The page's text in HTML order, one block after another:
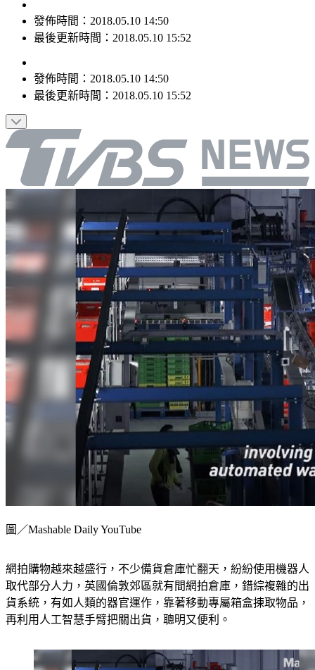
發佈時間：2018.05.10 14:50
發佈時間：2018.05.10 14:50
網拍購物越來越盛行，不少備貨倉庫忙翻天，紛紛使用機器人
取代部分人力，英國倫敦郊區就有間網拍倉庫，錯綜複雜的出
貨系統，有如人類的器官運作，靠著移動專屬箱盒揀取物品，